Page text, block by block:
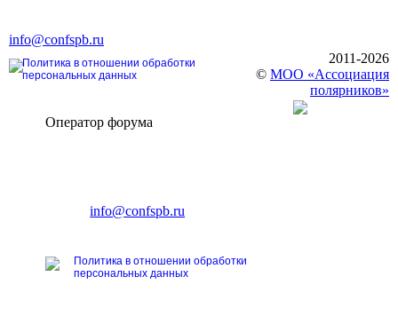
info@confspb.ru
Политика в отношении обработки
персональных данных
2011-2026
© МОО «Ассоциация
полярников»
Оператор форума
E-mail:info@confspb.ru
Политика в отношении обработки
персональных данных